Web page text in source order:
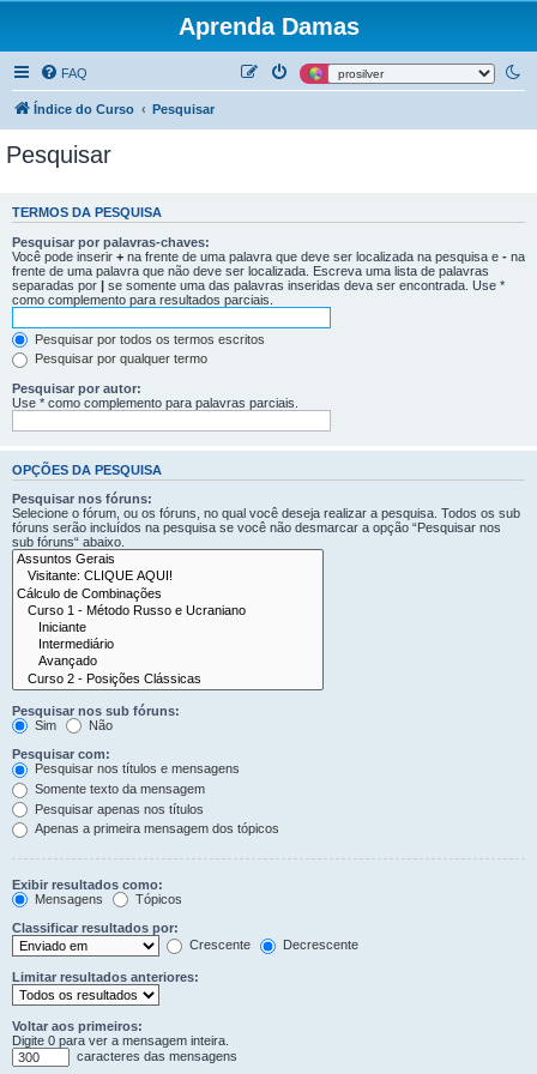
Aprenda Damas
FAQ
Índice do Curso Pesquisar
Pesquisar
TERMOS DA PESQUISA
Pesquisar por palavras-chaves:
Você pode inserir + na frente de uma palavra que deve ser localizada na pesquisa e - na
frente de uma palavra que não deve ser localizada. Escreva uma lista de palavras
separadas por | se somente uma das palavras inseridas deva ser encontrada. Use *
como complemento para resultados parciais.
Pesquisar por todos os termos escritos
Pesquisar por qualquer termo
Pesquisar por autor:
Use * como complemento para palavras parciais.
OPÇÕES DA PESQUISA
Pesquisar nos fóruns:
Selecione o fórum, ou os fóruns, no qual você deseja realizar a pesquisa. Todos os sub
fóruns serão incluídos na pesquisa se você não desmarcar a opção “Pesquisar nos
sub fóruns“ abaixo.
Pesquisar nos sub fóruns:
Sim
Não
Pesquisar com:
Pesquisar nos títulos e mensagens
Somente texto da mensagem
Pesquisar apenas nos títulos
Apenas a primeira mensagem dos tópicos
Exibir resultados como:
Mensagens
Tópicos
Classificar resultados por:
Crescente
Decrescente
Limitar resultados anteriores:
Voltar aos primeiros:
Digite 0 para ver a mensagem inteira.
caracteres das mensagens